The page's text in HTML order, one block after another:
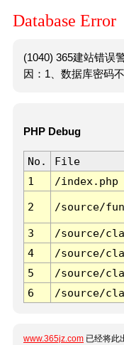
Database Error
(1040) 365建站错误
因：1、数据库密码
PHP Debug
No. File
1
/index.php
2 /source/
3 /source/
4
/source/
5
/source/
6
/source/
www.365jz.com 已经将此